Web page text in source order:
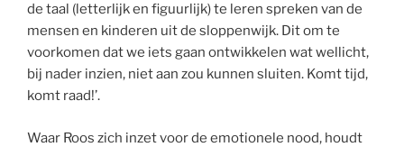
de taal (letterlijk en figuurlijk) te leren spreken van de
mensen en kinderen uit de sloppenwijk. Dit om te
voorkomen dat we iets gaan ontwikkelen wat wellicht,
bij nader inzien, niet aan zou kunnen sluiten. Komt tijd,
komt raad!’.
Waar Roos zich inzet voor de emotionele nood, houdt